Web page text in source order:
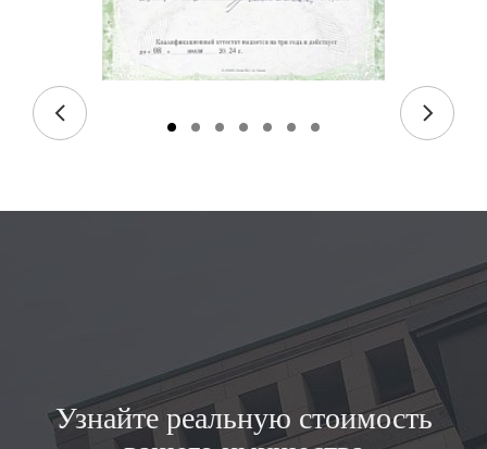
Узнайте реальную стоимость